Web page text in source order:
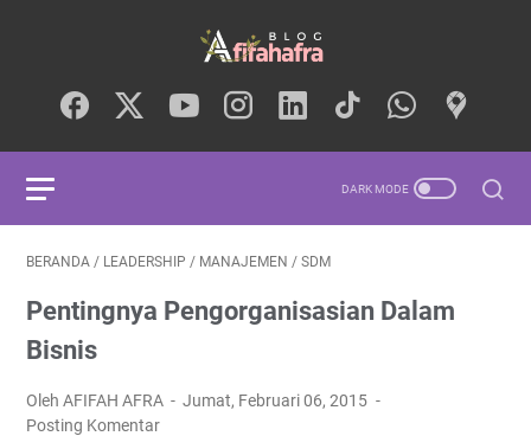
BERANDA / LEADERSHIP / MANAJEMEN / SDM
Pentingnya Pengorganisasian Dalam
Bisnis
Oleh AFIFAH AFRA
Jumat, Februari 06, 2015
Posting Komentar